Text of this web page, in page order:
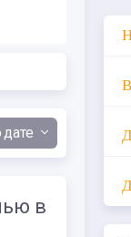
дате
в